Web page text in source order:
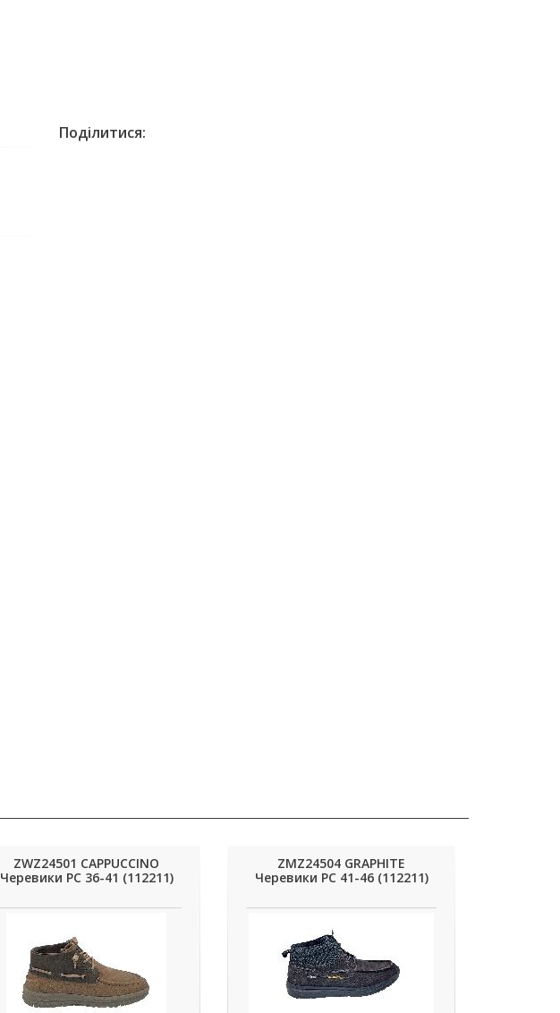
Поділитися:
ZWZ24501 CAPPUCCINO
Черевики РС 36-41 (112211)
ZMZ24504 GRAPHITE
Черевики РС 41-46 (112211)